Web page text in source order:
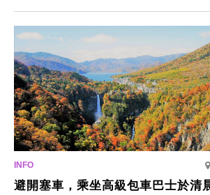
食材的餐廳。讓您體驗黑川溫泉的全新樂趣。
避開塞車，乘坐高級包車巴士於清